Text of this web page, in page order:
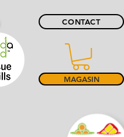
CONTACT
MAGASIN